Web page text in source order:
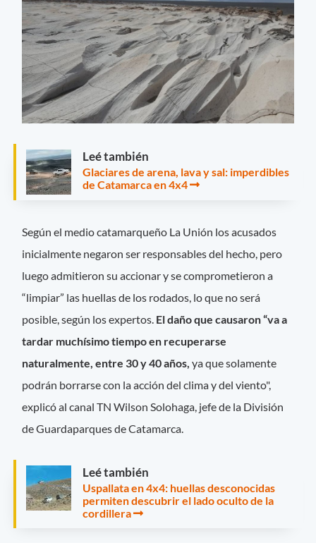
Leé también
Glaciares de arena, lava y sal: imperdibles
de Catamarca en 4x4
Según el medio catamarqueño La Unión los acusados
inicialmente negaron ser responsables del hecho, pero
luego admitieron su accionar y se comprometieron a
“limpiar” las huellas de los rodados, lo que no será
posible, según los expertos. El daño que causaron “va a
tardar muchísimo tiempo en recuperarse
naturalmente, entre 30 y 40 años,ya que solamente
podrán borrarse con la acción del clima y del viento",
explicó al canal TN Wilson Solohaga, jefe de la División
de Guardaparques de Catamarca.
Leé también
Uspallata en 4x4: huellas desconocidas
permiten descubrir el lado oculto de la
cordillera